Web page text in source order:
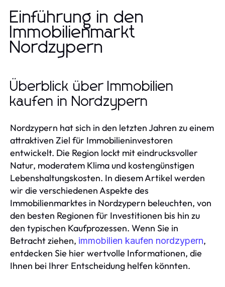
Einführung in den
Immobilienmarkt
Nordzypern
Überblick über Immobilien
kaufen in Nordzypern
Nordzypern hat sich in den letzten Jahren zu einem
attraktiven Ziel für Immobilieninvestoren
entwickelt. Die Region lockt mit eindrucksvoller
Natur, moderatem Klima und kostengünstigen
Lebenshaltungskosten. In diesem Artikel werden
wir die verschiedenen Aspekte des
Immobilienmarktes in Nordzypern beleuchten, von
den besten Regionen für Investitionen bis hin zu
den typischen Kaufprozessen. Wenn Sie in
Betracht ziehen, immobilien kaufen nordzypern,
entdecken Sie hier wertvolle Informationen, die
Ihnen bei Ihrer Entscheidung helfen könnten.